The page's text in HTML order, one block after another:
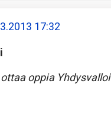
17:32
oppia